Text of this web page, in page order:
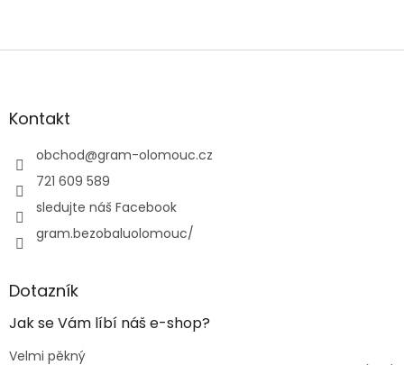
Z
aKontakt
obchod@gram-olomouc.cz
721 609 589
sledujte náš Facebook
gram.bezobaluolomouc/
Dotazník
Jak se Vám líbí náš e-shop?
Velmi pěkný